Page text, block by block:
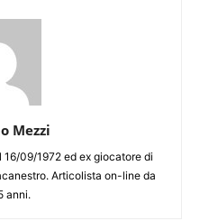
Mezzi
09/1972 ed ex giocatore di
Articolista on-line da
anni.